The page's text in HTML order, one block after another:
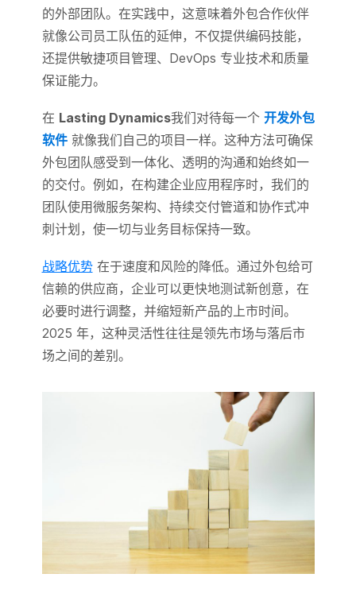
的外部团队。在实践中，这意味着外包合作伙伴
就像公司员工队伍的延伸，不仅提供编码技能，
还提供敏捷项目管理、DevOps 专业技术和质量
保证能力。
在 Lasting Dynamics我们对待每一个 开发外包
软件就像我们自己的项目一样。这种方法可确保
外包团队感受到一体化、透明的沟通和始终如一
的交付。例如，在构建企业应用程序时，我们的
团队使用微服务架构、持续交付管道和协作式冲
刺计划，使一切与业务目标保持一致。
战略优势在于速度和风险的降低。通过外包给可
信赖的供应商，企业可以更快地测试新创意，在
必要时进行调整，并缩短新产品的上市时间。
2025 年，这种灵活性往往是领先市场与落后市
场之间的差别。